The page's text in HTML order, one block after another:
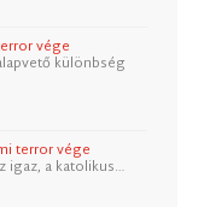
vége
különbség
terror vége
igaz, a katolikus…